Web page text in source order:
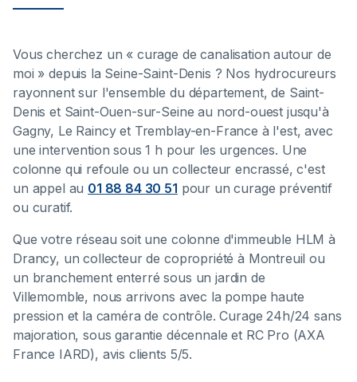
Vous cherchez un « curage de canalisation autour de
moi » depuis la Seine-Saint-Denis ? Nos hydrocureurs
rayonnent sur l'ensemble du département, de Saint-
Denis et Saint-Ouen-sur-Seine au nord-ouest jusqu'à
Gagny, Le Raincy et Tremblay-en-France à l'est, avec
une intervention sous 1 h pour les urgences. Une
colonne qui refoule ou un collecteur encrassé, c'est
un appel au 01 88 84 30 51 pour un curage préventif
ou curatif.
Que votre réseau soit une colonne d'immeuble HLM à
Drancy, un collecteur de copropriété à Montreuil ou
un branchement enterré sous un jardin de
Villemomble, nous arrivons avec la pompe haute
pression et la caméra de contrôle. Curage 24h/24 sans
majoration, sous garantie décennale et RC Pro (AXA
France IARD), avis clients 5/5.